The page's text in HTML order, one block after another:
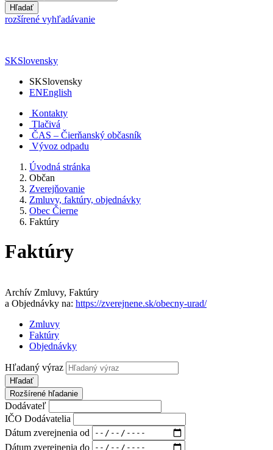
Hľadať
rozšírené vyhľadávanie
SKSlovensky
SKSlovensky
ENEnglish
Kontakty
Tlačivá
ČAS – Čierňanský občasník
Vývoz odpadu
Úvodná stránka
Občan
Zverejňovanie
Zmluvy, faktúry, objednávky
Obec Čierne
Faktúry
Faktúry
Archív Zmluvy, Faktúry
a Objednávky na: https://zverejnene.sk/obecny-urad/
Zmluvy
Faktúry
Objednávky
Hľadaný výraz
Hľadať
Rozšírené hľadanie
Dodávateľ
IČO Dodávatelia
Dátum zverejnenia od
Dátum zverejnenia do